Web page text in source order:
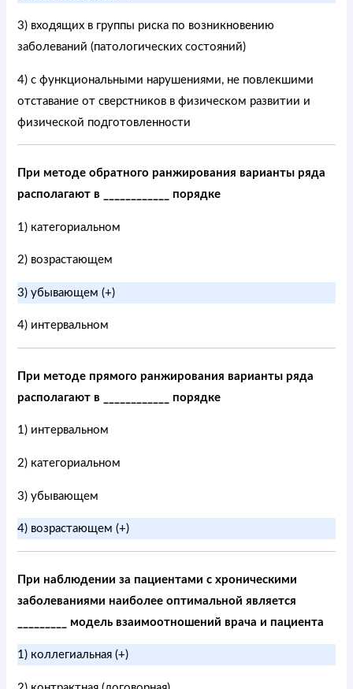
3) входящих в группы риска по возникновению
заболеваний (патологических состояний)
4) с функциональными нарушениями, не повлекшими
отставание от сверстников в физическом развитии и
физической подготовленности
При методе обратного ранжирования варианты ряда
располагают в ____________ порядке
1) категориальном
2) возрастающем
3) убывающем (+)
4) интервальном
При методе прямого ранжирования варианты ряда
располагают в ____________ порядке
1) интервальном
2) категориальном
3) убывающем
4) возрастающем (+)
При наблюдении за пациентами с хроническими
заболеваниями наиболее оптимальной является
_________ модель взаимоотношений врача и пациента
1) коллегиальная (+)